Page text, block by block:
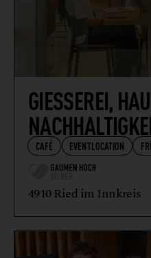
GIESSEREI,
CAFÉ EVENTLOCATION
4910 Ried im Innkreis